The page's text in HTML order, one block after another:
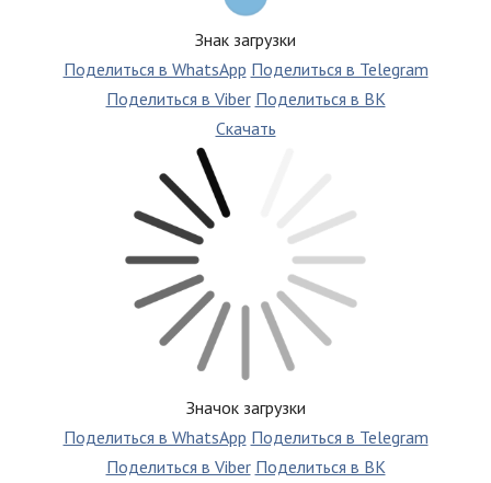
Знак загрузки
Поделиться в WhatsApp Поделиться в Telegram
Поделиться в Viber Поделиться в ВК
Скачать
Значок загрузки
Поделиться в WhatsApp Поделиться в Telegram
Поделиться в Viber Поделиться в ВК